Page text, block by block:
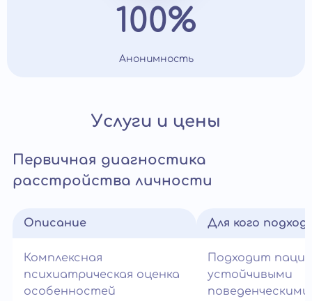
100%
Анонимность
Услуги и цены
Первичная диагностика
расстройства личности
Описание
Комплексная
психиатрическая оценка
особенностей
Для кого
Подходит
устойчивыми
поведенческими